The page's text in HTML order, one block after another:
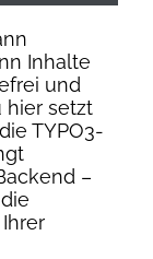
Inhalte
und
hier setzt
TYPO3-
–